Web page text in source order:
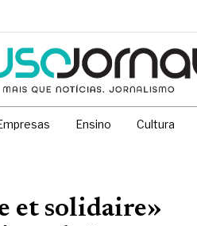
Ensino Cultura
et solidaire»